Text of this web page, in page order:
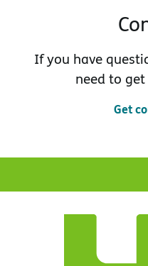
If you have
need to
Get